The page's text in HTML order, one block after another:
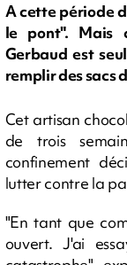
A cette période
le pont". Mais
Gerbaud est
remplir des sacs
Cet artisan
de trois
confinement
lutter contre la
"En tant que
ouvert. J'ai